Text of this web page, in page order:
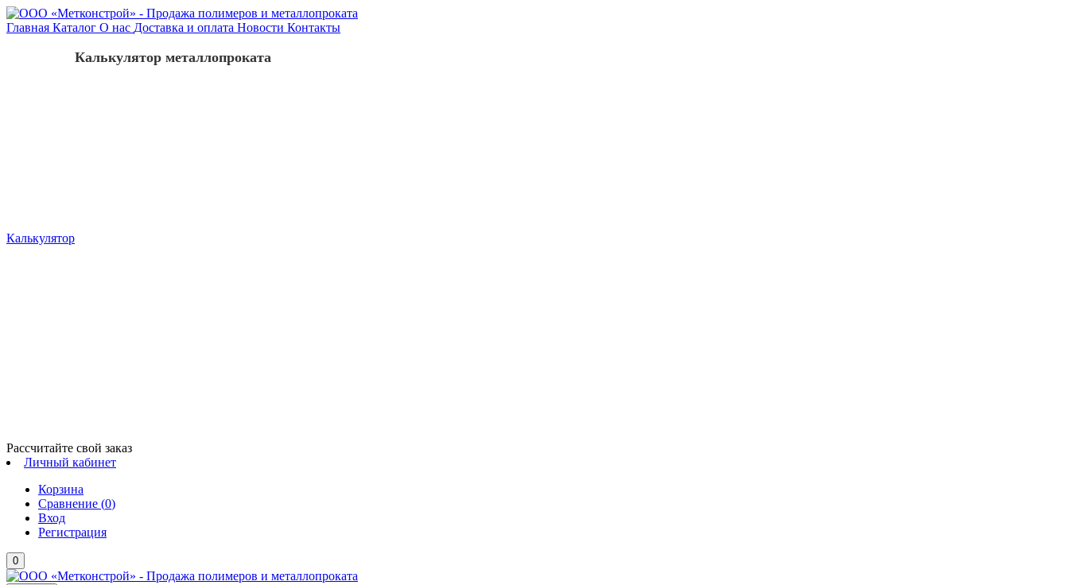
Главная Каталог О нас Доставка и оплата Новости Контакты
Калькулятор
Калькулятор металлопроката
Рассчитайте свой заказ
Личный кабинет
Корзина
Сравнение (0)
Вход
Регистрация
0